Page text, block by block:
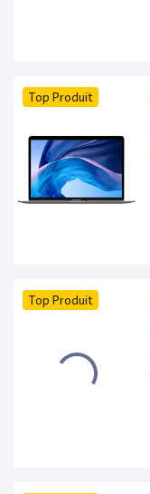
Top Produit
Top Produit